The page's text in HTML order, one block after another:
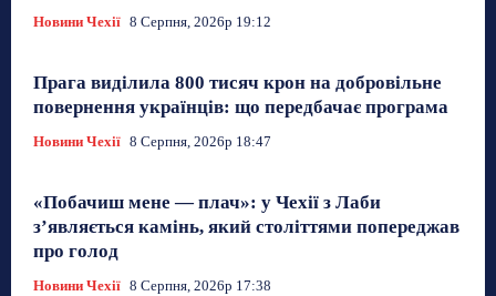
Новини Чехії 8 Серпня, 2026р 19:12
Прага виділила 800 тисяч крон на добровільне
повернення українців: що передбачає програма
Новини Чехії 8 Серпня, 2026р 18:47
«Побачиш мене — плач»: у Чехії з Лаби
з’являється камінь, який століттями попереджав
про голод
Новини Чехії 8 Серпня, 2026р 17:38